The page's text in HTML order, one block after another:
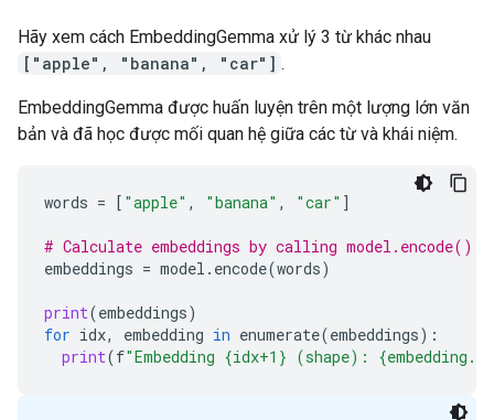
Hãy xem cách EmbeddingGemma xử lý 3 từ khác nhau
["apple", "banana", "car"] .
EmbeddingGemma được huấn luyện trên một lượng lớn văn
bản và đã học được mối quan hệ giữa các từ và khái niệm.
words = [ "apple" , "banana" , "car" ]
# Calculate embeddings by calling model.encode()
embeddings = model . encode(words)
print(embeddings)
for idx, embedding in enumerate(embeddings):
print(f"Embedding {idx+1} (shape):